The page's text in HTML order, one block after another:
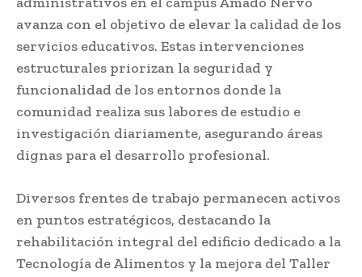
avanza con el objetivo de elevar la calidad de los
servicios educativos. Estas intervenciones
estructurales priorizan la seguridad y
funcionalidad de los entornos donde la
comunidad realiza sus labores de estudio e
investigación diariamente, asegurando áreas
dignas para el desarrollo profesional.
Diversos frentes de trabajo permanecen activos
en puntos estratégicos, destacando la
rehabilitación integral del edificio dedicado a la
Tecnología de Alimentos y la mejora del Taller